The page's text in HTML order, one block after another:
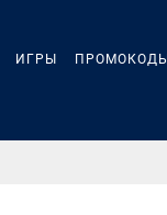
ИГРЫ ПРОМОКОДЫ